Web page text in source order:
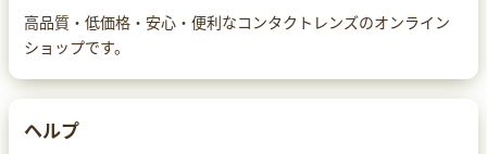
高品質・低価格・安心・便利なコンタクトレンズのオンライン
ショップです。
ヘルプ